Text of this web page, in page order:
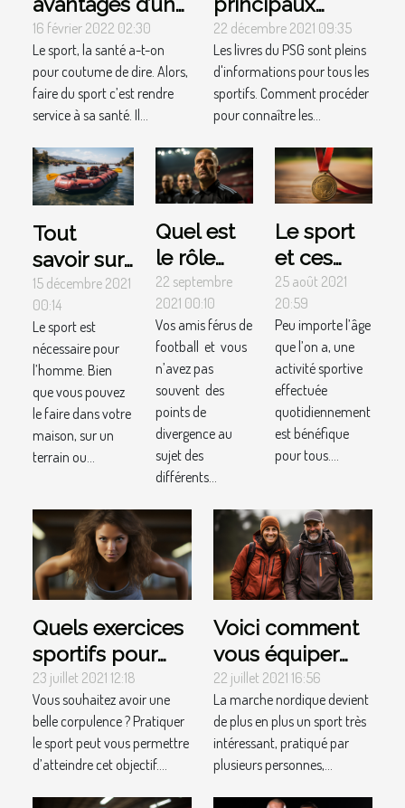
centre de
coaching
individuel ?
16 février 2022 02:30
Le sport, la santé a-t-on
pour coutume de dire. Alors,
faire du sport c’est rendre
service à sa santé. Il...
avantages des
livres PSG pour
un sportif
22 décembre 2021 09:35
Les livres du PSG sont pleins
d'informations pour tous les
sportifs. Comment procéder
pour connaître les...
Tout
savoir sur
les
meilleurs
Paddle
gonflables
15 décembre 2021
00:14
Le sport est
nécessaire pour
l’homme. Bien
que vous pouvez
le faire dans votre
maison, sur un
terrain ou...
Quel est
le rôle
des
arbitres à
leurs
différents
postes?
22 septembre
2021 00:10
Vos amis férus de
football et vous
n’avez pas
souvent des
points de
divergence au
sujet des
différents...
Le sport
et ces
biens-
faits
25 août 2021
20:59
Peu importe l’âge
que l’on a, une
activité sportive
effectuée
quotidiennement
est bénéfique
pour tous....
Quels exercices
sportifs pour
sculpter
rapidement son
corps ?
23 juillet 2021 12:18
Vous souhaitez avoir une
belle corpulence ? Pratiquer
le sport peut vous permettre
d’atteindre cet objectif....
Voici comment
vous équiper
pour pratiquer
la marche
nordique
22 juillet 2021 16:56
La marche nordique devient
de plus en plus un sport très
intéressant, pratiqué par
plusieurs personnes,...